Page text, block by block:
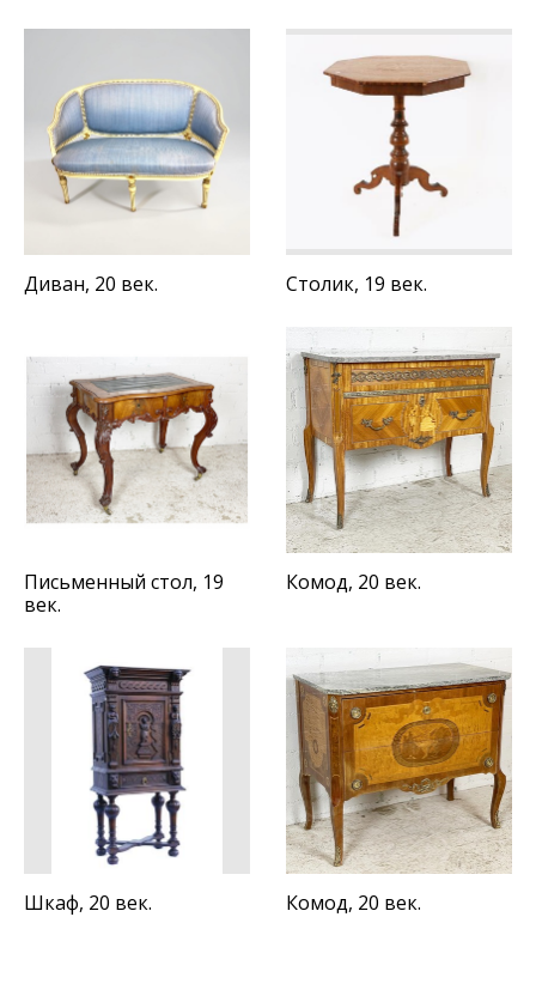
Диван, 20 век. Столик, 19 век.
Письменный стол, 19
век.
Комод, 20 век.
Шкаф, 20 век. Комод, 20 век.